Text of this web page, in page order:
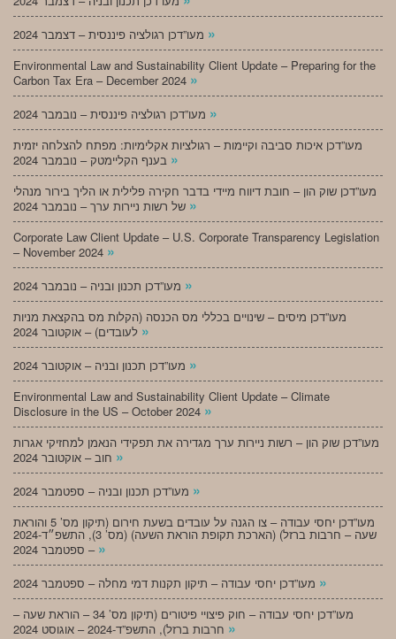
»
Environmental Law and Sustainability Client Update – Preparing for the
Carbon Tax Era – December 2024 »
»
מעו”דכן איכות סביבה וקיימות – רגולציות אקלימיות: מפתח להצלחה יזמית
»
מעו”דכן שוק הון – חובת דיווח מיידי בדבר חקירה פלילית או הליך בירור מנהלי
»
Corporate Law Client Update – U.S. Corporate Transparency Legislation
– November 2024 »
»
מעו”דכן מיסים – שינויים בכללי מס הכנסה (הקלות מס בהקצאת מניות
»
»
Environmental Law and Sustainability Client Update – Climate
Disclosure in the US – October 2024 »
מעו”דכן שוק הון – רשות ניירות ערך מגדירה את תפקידי הנאמן למחזיקי אגרות
»
»
מעו”דכן יחסי עבודה – צו הגנה על עובדים בשעת חירום (תיקון מס’ 5 והוראת
שעה – חרבות ברזל) (הארכת תקופת הוראת השעה) (מס’ 3), התשפ״ד-2024
– ספטמבר 2024 »
»
מעו”דכן יחסי עבודה – חוק פיצויי פיטורים (תיקון מס’ 34 – הוראת שעה –
»